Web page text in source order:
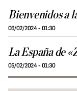
Bienvenidos a
06/02/2024 - 01:30
La España de
05/02/2024 - 01:30